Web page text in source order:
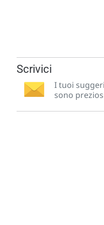
Scrivici
I tuoi
sono